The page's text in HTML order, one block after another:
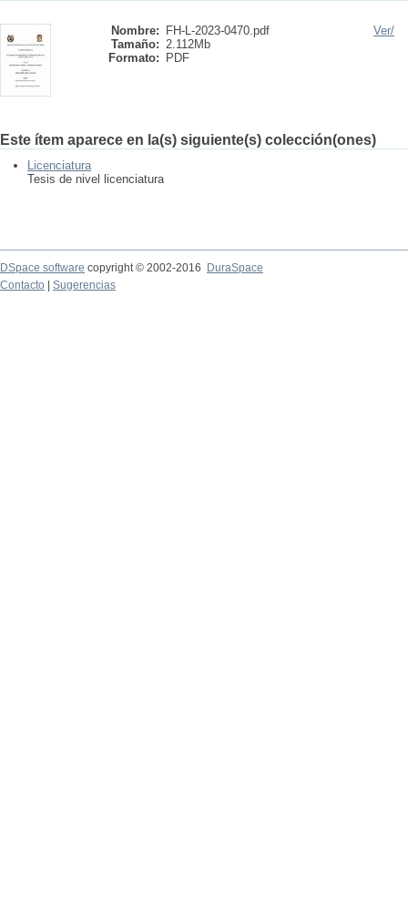
Nombre:
FH-L-2023-0470.pdf
Tamaño: 2.112Mb
Formato:
PDF
Ver/
Este ítem aparece en la(s) siguiente(s) colección(ones)
Licenciatura
Tesis de nivel licenciatura
DSpace software copyright © 2002-2016
DuraSpace
Contacto
Sugerencias